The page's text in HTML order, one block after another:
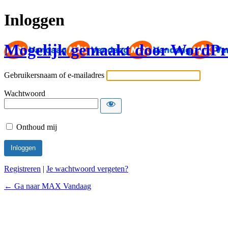
Inloggen
Mogelijk gemaakt door
Gebruikersnaam of e-mailadres
Wachtwoord
Onthoud mij
Registreren | Je wachtwoord vergeten?
← Ga naar MAX Vandaag